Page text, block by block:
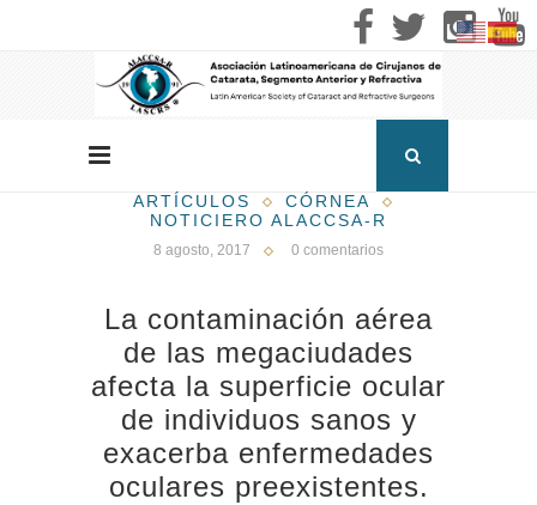
ARTÍCULOS
CÓRNEA
NOTICIERO ALACCSA-R
8 agosto, 2017 0 comentarios
La contaminación aérea
de las megaciudades
afecta la superficie ocular
de individuos sanos y
exacerba enfermedades
oculares preexistentes.